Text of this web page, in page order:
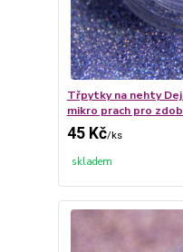
Třpytky na nehty
mikro prach pro
45 Kč/ks
skladem